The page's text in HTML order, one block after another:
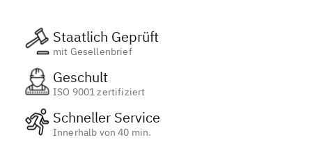
Staatlich Geprüft
mit Gesellenbrief
Geschult
ISO 9001 zertifiziert
Schneller Service
Innerhalb von 40 min.